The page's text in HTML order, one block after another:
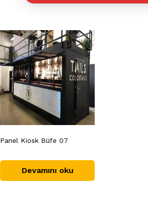
Panel Kiosk Büfe 07
Devamını oku